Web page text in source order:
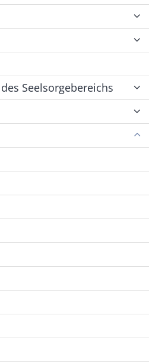
Seelsorgebereichs